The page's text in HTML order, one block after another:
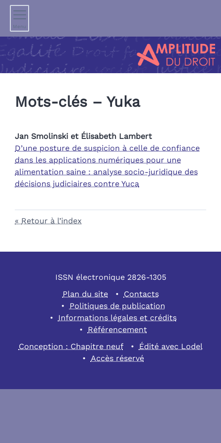
Menu
Mots-clés – Yuka
Jan Smolinski et Élisabeth Lambert
D’une posture de suspicion à celle de confiance
dans les applications numériques pour une
alimentation saine : analyse socio-juridique des
décisions judiciaires contre Yuca
Retour à l’index
ISSN électronique 2826-1305
Plan du site
Contacts
Politiques de publication
Informations légales et crédits
Référencement
Conception : Chapitre neuf
Édité avec Lodel
Accès réservé